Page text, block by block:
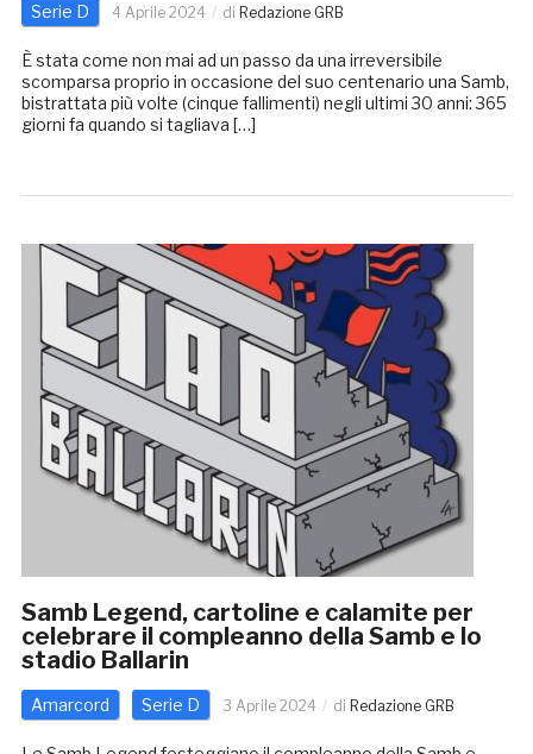
Serie D 4 Aprile 2024 di Redazione GRB
È stata come non mai ad un passo da una irreversibile
scomparsa proprio in occasione del suo centenario una Samb,
bistrattata più volte (cinque fallimenti) negli ultimi 30 anni: 365
giorni fa quando si tagliava […]
Samb Legend, cartoline e calamite per
celebrare il compleanno della Samb e lo
stadio Ballarin
Amarcord Serie D 3 Aprile 2024 di Redazione GRB